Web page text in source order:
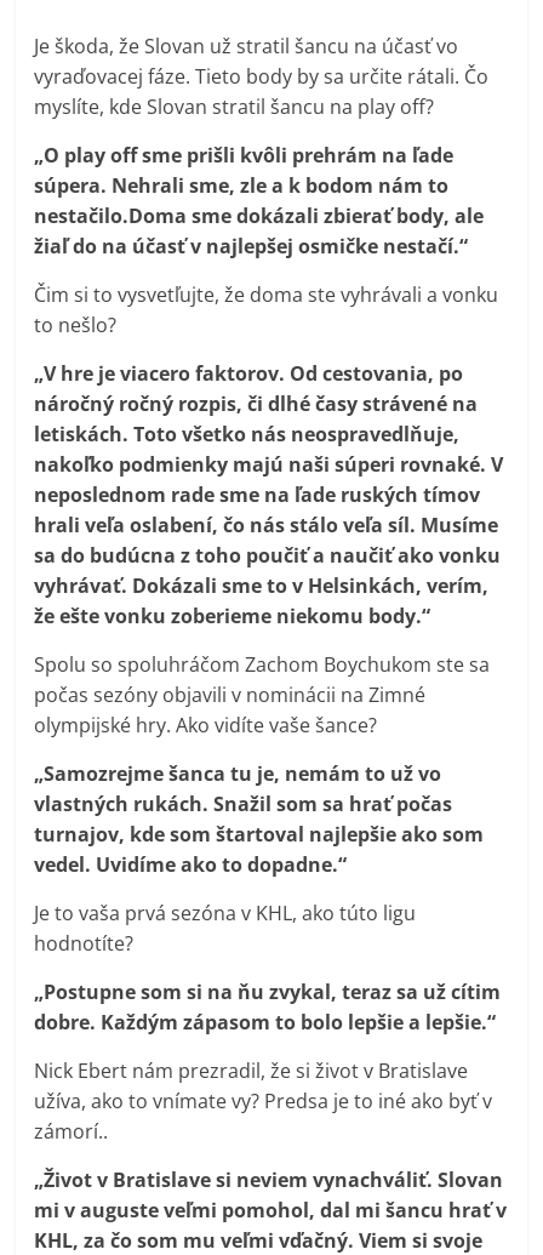
Je škoda, že Slovan už stratil šancu na účasť vo
vyraďovacej fáze. Tieto body by sa určite rátali. Čo
myslíte, kde Slovan stratil šancu na play off?
„O play off sme prišli kvôli prehrám na ľade
súpera. Nehrali sme, zle a k bodom nám to
nestačilo.Doma sme dokázali zbierať body, ale
žiaľ do na účasť v najlepšej osmičke nestačí.“
Čim si to vysvetľujte, že doma ste vyhrávali a vonku
to nešlo?
„V hre je viacero faktorov. Od cestovania, po
náročný ročný rozpis, či dlhé časy strávené na
letiskách. Toto všetko nás neospravedlňuje,
nakoľko podmienky majú naši súperi rovnaké. V
neposlednom rade sme na ľade ruských tímov
hrali veľa oslabení, čo nás stálo veľa síl. Musíme
sa do budúcna z toho poučiť a naučiť ako vonku
vyhrávať. Dokázali sme to v Helsinkách, verím,
že ešte vonku zoberieme niekomu body.“
Spolu so spoluhráčom Zachom Boychukom ste sa
počas sezóny objavili v nominácii na Zimné
olympijské hry. Ako vidíte vaše šance?
„Samozrejme šanca tu je, nemám to už vo
vlastných rukách. Snažil som sa hrať počas
turnajov, kde som štartoval najlepšie ako som
vedel. Uvidíme ako to dopadne.“
Je to vaša prvá sezóna v KHL, ako túto ligu
hodnotíte?
„Postupne som si na ňu zvykal, teraz sa už cítim
dobre. Každým zápasom to bolo lepšie a lepšie.“
Nick Ebert nám prezradil, že si život v Bratislave
užíva, ako to vnímate vy? Predsa je to iné ako byť v
zámorí..
„Život v Bratislave si neviem vynachváliť. Slovan
mi v auguste veľmi pomohol, dal mi šancu hrať v
KHL, za čo som mu veľmi vďačný. Viem si svoje